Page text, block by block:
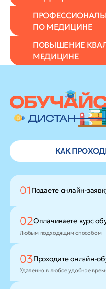
ПО МЕДИЦИНЕ
ПОВЫШЕНИЕ
МЕДИЦИНЕ
КАК
01Подаете онлайн-
02Оплачиваете курс
Любым подходящим способом
03Проходитеонлайн-
Удаленно в любое удобное